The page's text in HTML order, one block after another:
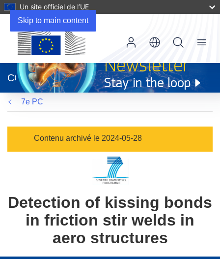
Skip to main content
Un site officiel de l’UE
dans
une
nouvelle
fenêtre)
CORDIS
Menu
7e PC
Contenu archivé le 2024-05-28
Detection of kissing bonds
in friction stir welds in
aero structures